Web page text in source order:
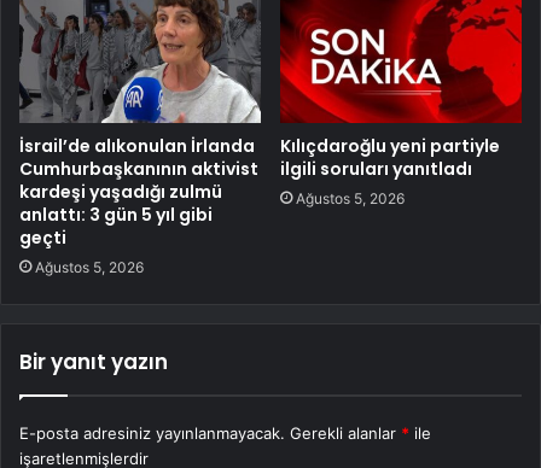
İsrail’de alıkonulan İrlanda
Cumhurbaşkanının aktivist
kardeşi yaşadığı zulmü
anlattı: 3 gün 5 yıl gibi
geçti
Ağustos 5, 2026
Kılıçdaroğlu yeni partiyle
ilgili soruları yanıtladı
Ağustos 5, 2026
Bir yanıt yazın
E-posta adresiniz yayınlanmayacak. Gerekli alanlar * ile
işaretlenmişlerdir